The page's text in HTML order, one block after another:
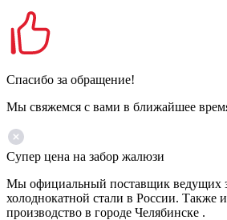
Спасибо за обращение!
Мы свяжемся с вами в ближайшее
Супер цена на забор жалюзи
Мы официальный поставщик ведущих
холоднокатной стали в России. Также
производство в городе Челябинске .